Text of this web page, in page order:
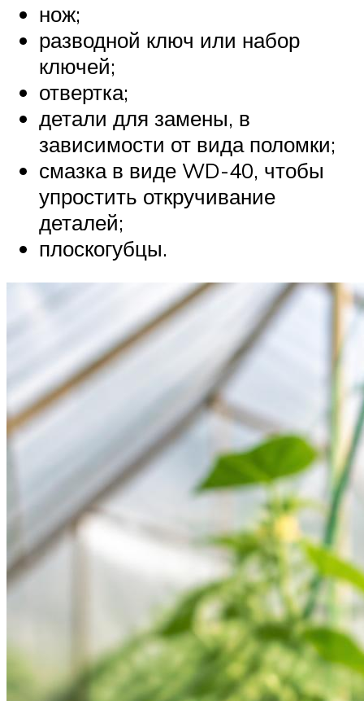
нож;
разводной ключ или набор
ключей;
отвертка;
детали для замены, в
зависимости от вида поломки;
смазка в виде WD-40, чтобы
упростить откручивание
деталей;
плоскогубцы.